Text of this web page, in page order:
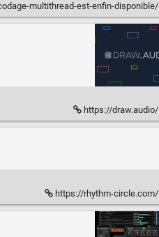
multithread-est-enfin-disponible/
https://draw.audio/
https://rhythm-circle.com/